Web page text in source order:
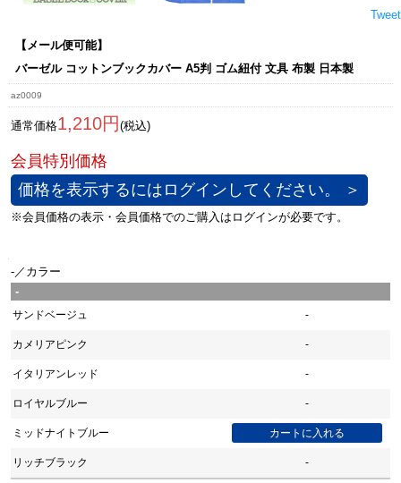
Tweet
【メール便可能】
バーゼル コットンブックカバー A5判 ゴム紐付 文具 布製 日本製
az0009
通常価格1,210円 (税込)
価格を表示するにはログインしてください。 ＞
-／カラー
-
サンドベージュ -
カメリアピンク -
イタリアンレッド -
ロイヤルブルー -
ミッドナイトブルー
リッチブラック -